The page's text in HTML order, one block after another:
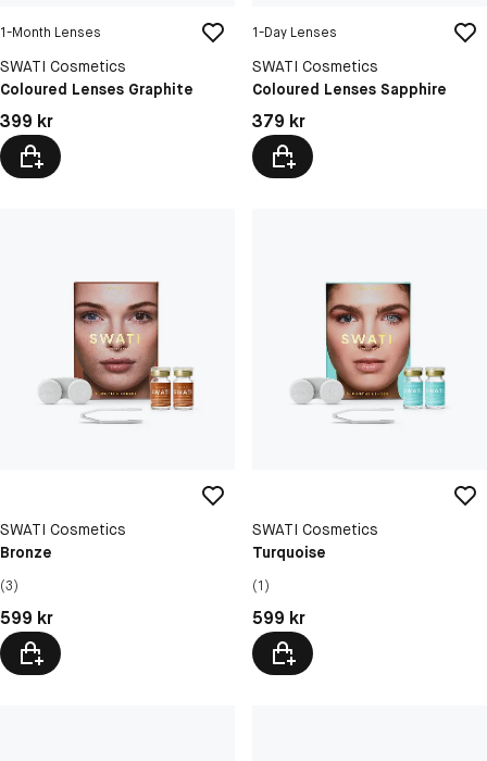
1-Month Lenses
SWATI Cosmetics
Coloured Lenses Graphite
Pris: 399 kr
399 kr
1-Day Lenses
SWATI Cosmetics
Coloured Lenses Sapphire
Pris: 379 kr
379 kr
SWATI Cosmetics
Bronze
(3)
Pris: 599 kr
599 kr
SWATI Cosmetics
Turquoise
(1)
Pris: 599 kr
599 kr